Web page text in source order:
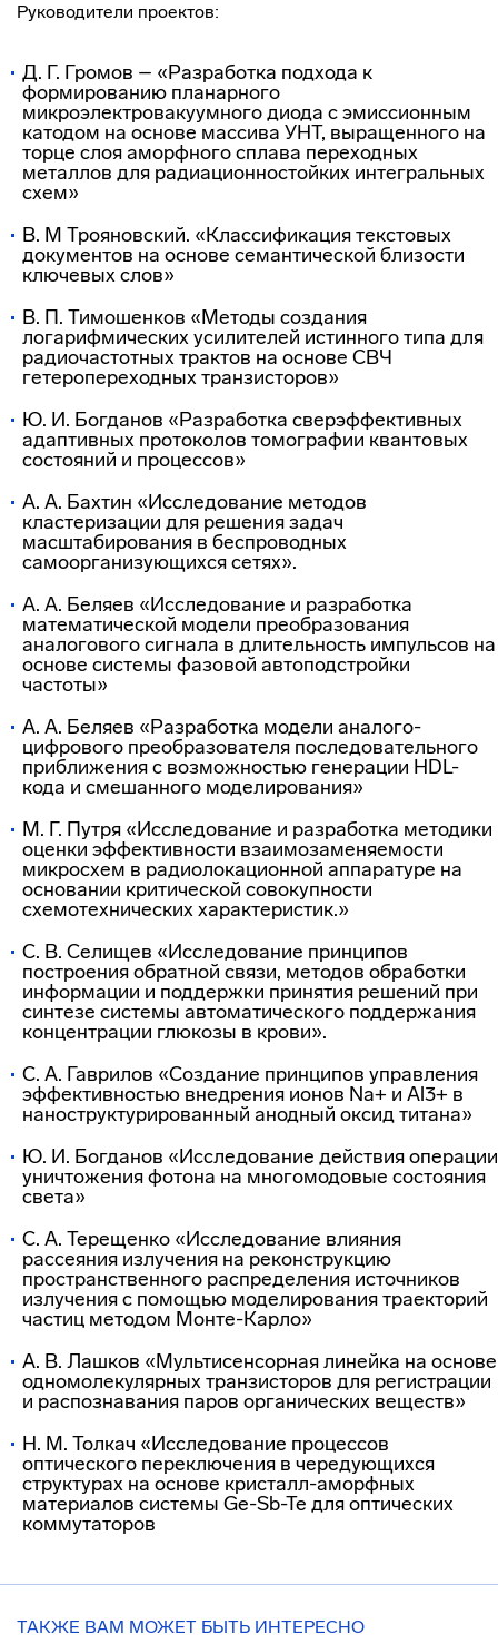
Руководители проектов:
Д. Г. Громов – «Разработка подхода к
формированию планарного
микроэлектровакуумного диода с эмиссионным
катодом на основе массива УНТ, выращенного на
торце слоя аморфного сплава переходных
металлов для радиационностойких интегральных
схем»
В. М Трояновский. «Классификация текстовых
документов на основе семантической близости
ключевых слов»
В. П. Тимошенков «Методы создания
логарифмических усилителей истинного типа для
радиочастотных трактов на основе СВЧ
гетеропереходных транзисторов»
Ю. И. Богданов «Разработка сверэффективных
адаптивных протоколов томографии квантовых
состояний и процессов»
А. А. Бахтин «Исследование методов
кластеризации для решения задач
масштабирования в беспроводных
самоорганизующихся сетях».
А. А. Беляев «Исследование и разработка
математической модели преобразования
аналогового сигнала в длительность импульсов на
основе системы фазовой автоподстройки
частоты»
А. А. Беляев «Разработка модели аналого-
цифрового преобразователя последовательного
приближения с возможностью генерации HDL-
кода и смешанного моделирования»
М. Г. Путря «Исследование и разработка методики
оценки эффективности взаимозаменяемости
микросхем в радиолокационной аппаратуре на
основании критической совокупности
схемотехнических характеристик.»
С. В. Селищев «Исследование принципов
построения обратной связи, методов обработки
информации и поддержки принятия решений при
синтезе системы автоматического поддержания
концентрации глюкозы в крови».
С. А. Гаврилов «Создание принципов управления
эффективностью внедрения ионов Na+ и Al3+ в
наноструктурированный анодный оксид титана»
Ю. И. Богданов «Исследование действия операции
уничтожения фотона на многомодовые состояния
света»
С. А. Терещенко «Исследование влияния
рассеяния излучения на реконструкцию
пространственного распределения источников
излучения с помощью моделирования траекторий
частиц методом Монте-Карло»
А. В. Лашков «Мультисенсорная линейка на основе
одномолекулярных транзисторов для регистрации
и распознавания паров органических веществ»
Н. М. Толкач «Исследование процессов
оптического переключения в чередующихся
структурах на основе кристалл-аморфных
материалов системы Ge-Sb-Te для оптических
коммутаторов
ТАКЖЕ ВАМ МОЖЕТ БЫТЬ ИНТЕРЕСНО